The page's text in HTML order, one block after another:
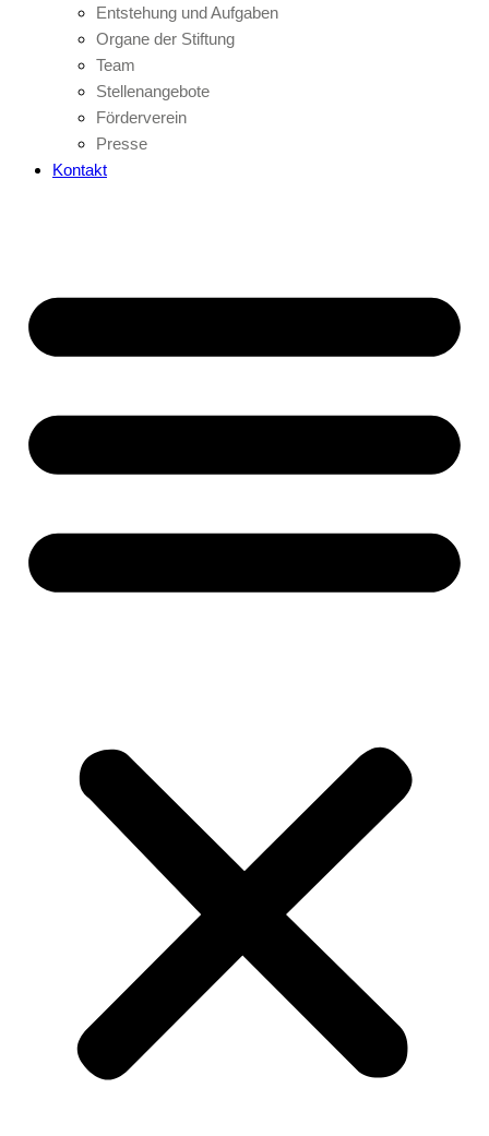
Entstehung und Aufgaben
Organe der Stiftung
Team
Stellenangebote
Förderverein
Presse
Kontakt